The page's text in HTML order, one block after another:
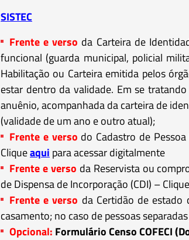
SISTEC
Frente e verso da Carteira de
funcional (guarda municipal, policial
Habilitação ou Carteira emitida pelos
estar dentro da validade. Em se
anuênio, acompanhada da carteira de
(validade de um ano e outro atual);
Frente e verso do Cadastro de
Cliqueaqui para acessar digitalmente
Frente e verso da Reservista ou
de Dispensa de Incorporação (CDI) – Clique
Frente e verso da Certidão de estado
casamento; no caso de pessoas
Opcional: Formulário Censo COFECI